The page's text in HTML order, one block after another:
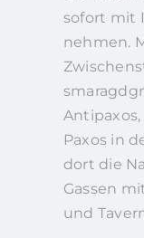
sofort mit
nehmen.
Paxos in
dort die
Gassen
und